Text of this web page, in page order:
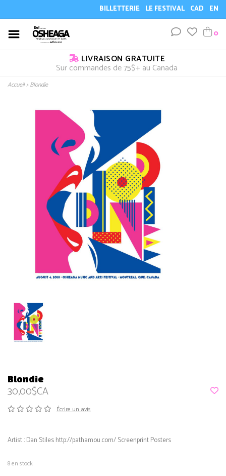
BILLETTERIE LE FESTIVAL CAD EN
0
LIVRAISON GRATUITE
Sur commandes de 75$+ au Canada
Accueil> Blondie
Blondie
30,00$CA
Écrire un avis
Artist : Dan Stiles http://pathamou.com/ Screenprint Posters
8en stock